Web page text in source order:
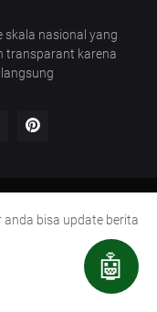
🤖
skala nasional yang
transparant karena
Kode Etik
bisa update berita